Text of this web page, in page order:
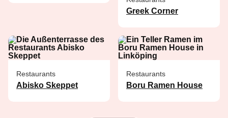
Greek Corner
Restaurants
Abisko Skeppet
Restaurants
Boru Ramen House